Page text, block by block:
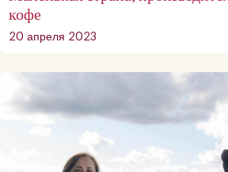
кофе
20 апреля 2023